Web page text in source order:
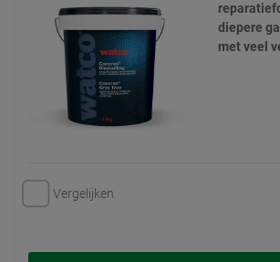
diepere
met veel
Vergelijken